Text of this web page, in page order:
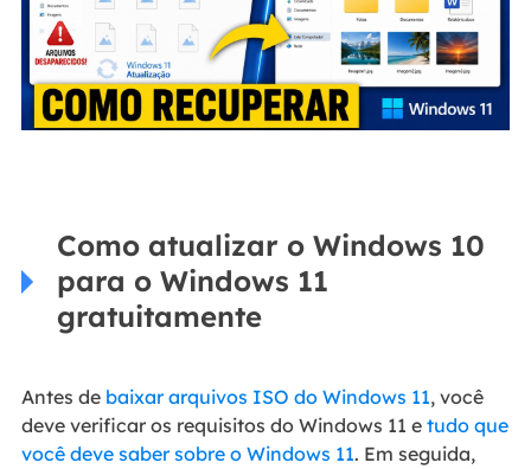
Como atualizar o Windows 10
para o Windows 11
gratuitamente
Antes de baixar arquivos ISO do Windows 11, você
deve verificar os requisitos do Windows 11 e tudo que
você deve saber sobre o Windows 11. Em seguida,